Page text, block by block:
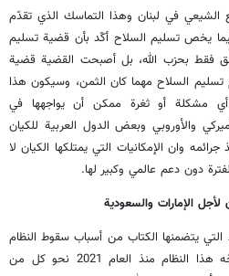
الشيعي في لبنان وهذا التماسك الذي تقدّم
يخص تسليم السلاح أكّد بأن قضية تسليم
فقط بحزب الله، بل أصبحت القضية قضية
السلاح مهما كان الثمن، وسيكون هذا
أي مشكلة أو ثغرة ممكن أن يواجهها في
والأوروبي وبعض الدول العربية للكيان
وان الإمكانيات التي يمتلكها الكيان لا
دون دعم عالمي وكبير لها.
الإمارات والسعودية
يتضمنها الكتاب من أسباب سقوط النظام
السوري الذي استمر 50 عاماً، وتوجّه هذا النظام منذ العام 2021 نحو كل من